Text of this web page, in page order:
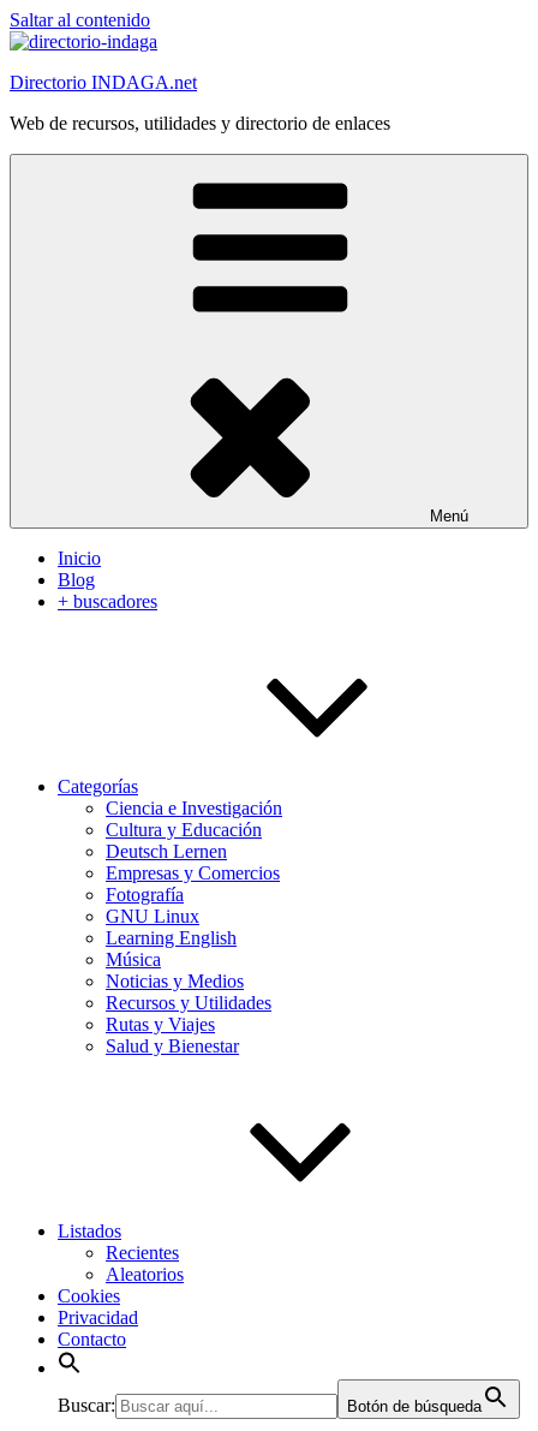
Saltar al contenido
Directorio INDAGA.net
Web de recursos, utilidades y directorio de enlaces
Menú
Inicio
Blog
+ buscadores
Categorías
Ciencia e Investigación
Cultura y Educación
Deutsch Lernen
Empresas y Comercios
Fotografía
GNU Linux
Learning English
Música
Noticias y Medios
Recursos y Utilidades
Rutas y Viajes
Salud y Bienestar
Listados
Recientes
Aleatorios
Cookies
Privacidad
Contacto
Buscar: Botón de búsqueda